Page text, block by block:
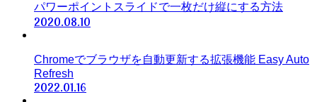
パワーポイントスライドで一枚だけ縦にする方法
2020.08.10
Chromeでブラウザを自動更新する拡張機能 Easy Auto
Refresh
2022.01.16